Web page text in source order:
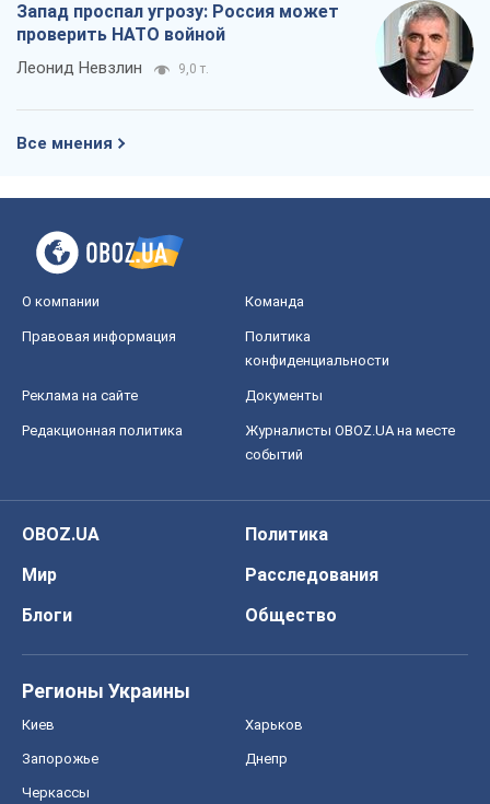
Запад проспал угрозу: Россия может
проверить НАТО войной
Леонид Невзлин 9,0 т.
Все мнения
О компании Команда
Правовая информация
Политика
конфиденциальности
Реклама на сайте Документы
Редакционная политика
Журналисты OBOZ.UA на месте
событий
OBOZ.UA
Политика
Мир
Расследования
Блоги
Общество
Регионы Украины
Киев Харьков
Запорожье Днепр
Черкассы